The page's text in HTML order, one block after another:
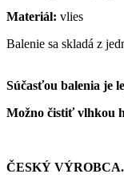
Materiál: vlies
Balenie sa skladá z
Súčasťou balenia je
Možno čistiť vlhkou
ČESKÝ VÝROBCA.